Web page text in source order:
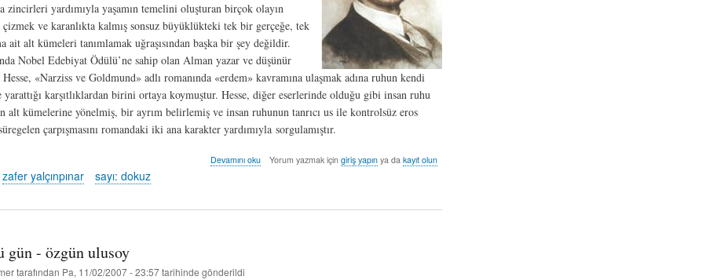
zincirleri yardımıyla yaşamın temelini oluşturan birçok olayın
çizmek ve karanlıkta kalmış sonsuz büyüklükteki tek bir gerçeğe, tek
ait alt kümeleri tanımlamak uğraşısından başka bir şey değildir.
Nobel Edebiyat Ödülü’ne sahip olan Alman yazar ve düşünür
«Narziss ve Goldmund» adlı romanında «erdem» kavramına ulaşmak adına ruhun kendi
yarattığı karşıtlıklardan birini ortaya koymuştur. Hesse, diğer eserlerinde olduğu gibi insan ruhu
alt kümelerine yönelmiş, bir ayrım belirlemiş ve insan ruhunun tanrıcı us ile kontrolsüz eros
çarpışmasını romandaki iki ana karakter yardımıyla sorgulamıştır.
narziss
-
Devamını oku Yorum yazmak içingiriş yapın ya dakayıt olun
zafer yalçınpınar sayı: dokuz
gün - özgün ulusoy
tarafından Pa, 11/02/2007 - 23:57tarihinde gönderildi